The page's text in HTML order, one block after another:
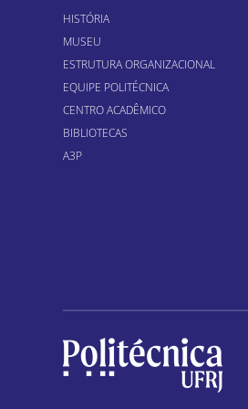
HISTÓRIA
MUSEU
ESTRUTURA ORGANIZACIONAL
EQUIPE POLITÉCNICA
CENTRO ACADÊMICO
BIBLIOTECAS
A3P